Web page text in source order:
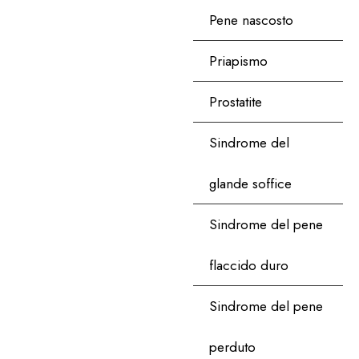
Pene nascosto
Priapismo
Prostatite
Sindrome del
glande soffice
Sindrome del pene
flaccido duro
Sindrome del pene
perduto